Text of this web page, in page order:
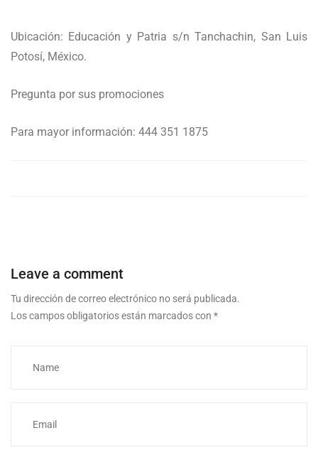
Ubicación: Educación y Patria s/n Tanchachin, San Luis
Potosí, México.
Pregunta por sus promociones
Para mayor información: 444 351 1875
Leave a comment
Tu dirección de correo electrónico no será publicada.
Los campos obligatorios están marcados con *